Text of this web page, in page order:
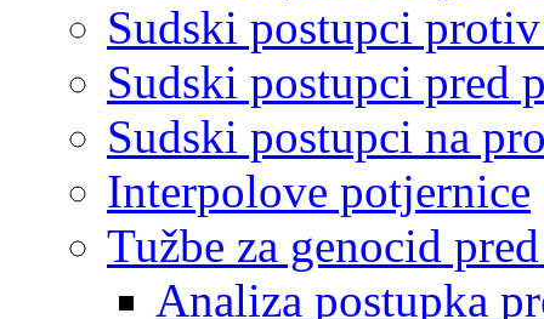
Sudski postupci
Sudski postupci pred
Sudski postupci na
Interpolove potjernice
Tužbe za genocid
Analiza postupka